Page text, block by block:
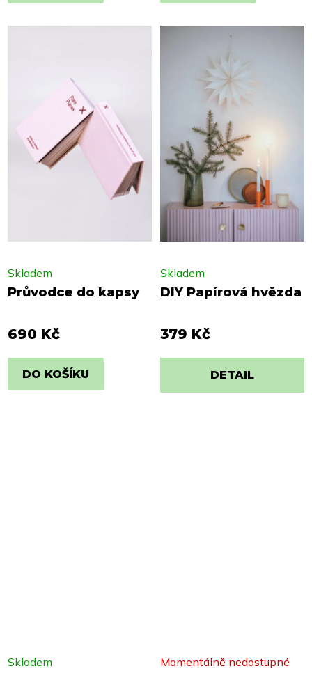
Průvodce do kapsy
Skladem
690 Kč
DO KOŠÍKU
DIY Papírová hvězda
Skladem
379 Kč
DETAIL
Skladem Momentálně nedostupné